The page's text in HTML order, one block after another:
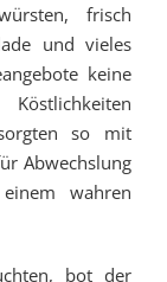
frisch
und vieles
keine
so mit
Abwechslung
wahren
bot der